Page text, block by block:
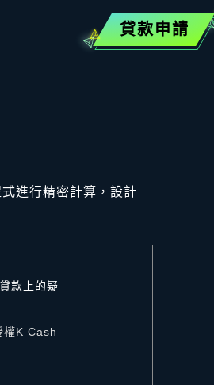
貸款申請
進行精密計算，設計
款上的疑
權K Cash